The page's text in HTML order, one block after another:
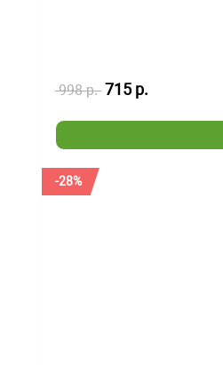
998 р. 715 р.
-28%